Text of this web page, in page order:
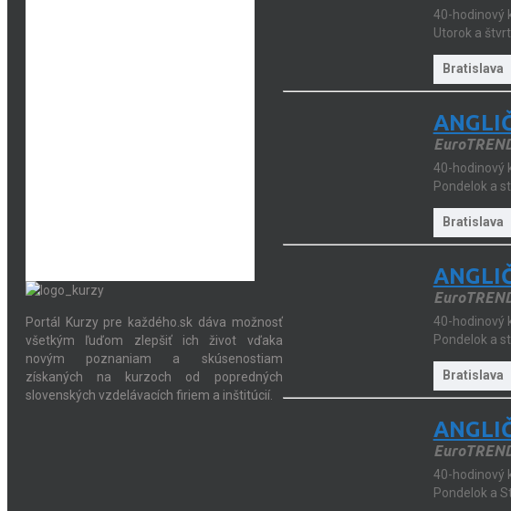
40-hodinový
Utorok a
Bratislava
40-hodinový
Pondelok a
Bratislava
40-hodinový
Pondelok a
Bratislava
40-hodinový
Pondelok a
Portál Kurzy pre každého.sk dáva možnosť
všetkým ľuďom zlepšiť ich život vďaka
novým poznaniam a skúsenostiam
získaných na kurzoch od popredných
slovenských vzdelávacích firiem a inštitúcií.